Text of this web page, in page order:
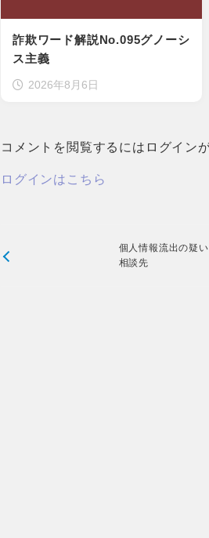
詐欺ワード解説No.095グノーシ
ス主義
2026年8月6日
コメントを閲覧するにはログイン
ログインはこちら
個人情報流出の疑
相談先